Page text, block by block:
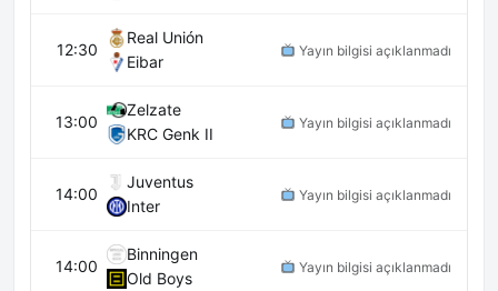
12:30
Real Unión
Eibar
Yayın bilgisi açıklanmadı
13:00
Zelzate
KRC Genk II
Yayın bilgisi açıklanmadı
14:00
Juventus
Inter
Yayın bilgisi açıklanmadı
14:00
Binningen
Old Boys
Yayın bilgisi açıklanmadı